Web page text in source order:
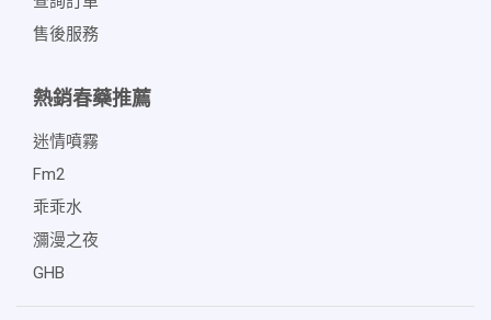
售後服務
熱銷春藥推薦
迷情噴霧
Fm2
乖乖水
瀰漫之夜
GHB